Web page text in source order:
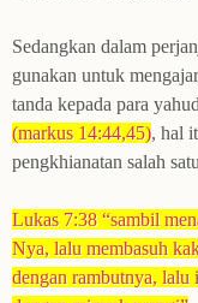
Sedangkan dalam
gunakan untuk
tanda kepada para
(markus 14:44,45), hal
pengkhianatan salah
Lukas 7:38 “sambil
Nya, lalu membasuh
dengan rambutnya,